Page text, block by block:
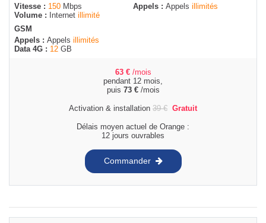
Vitesse : 150 Mbps
Volume :
Internet illimité
Appels : Appels illimités
GSM
Appels : Appels illimités
Data 4G : 12 GB
63 € /mois
pendant 12 mois,
puis 73 €/mois
Activation & installation 39€ Gratuit
Délais moyen actuel de Orange :
12 jours ouvrables
Commander